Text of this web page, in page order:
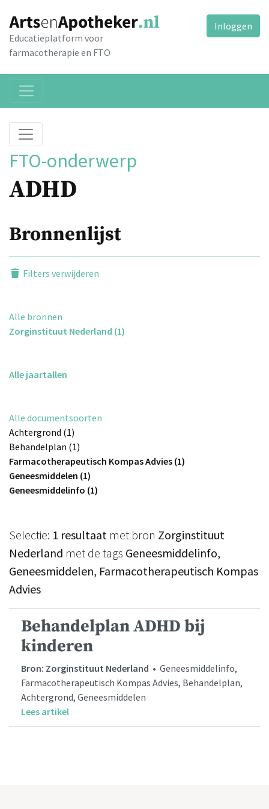
Educatieplatform voor
farmacotherapie en FTO
Inloggen
FTO-onderwerp
ADHD
Bronnenlijst
Filters verwijderen
Alle bronnen
Zorginstituut Nederland (1)
Alle jaartallen
Alle documentsoorten
Achtergrond (1)
Behandelplan (1)
Farmacotherapeutisch Kompas Advies (1)
Geneesmiddelen (1)
Geneesmiddelinfo (1)
Selectie: 1 resultaat met bron Zorginstituut
Nederland met de tags Geneesmiddelinfo,
Geneesmiddelen, Farmacotherapeutisch Kompas
Advies
Behandelplan ADHD bij
kinderen
Bron: Zorginstituut Nederland • Geneesmiddelinfo,
Farmacotherapeutisch Kompas Advies, Behandelplan,
Achtergrond, Geneesmiddelen
Lees artikel